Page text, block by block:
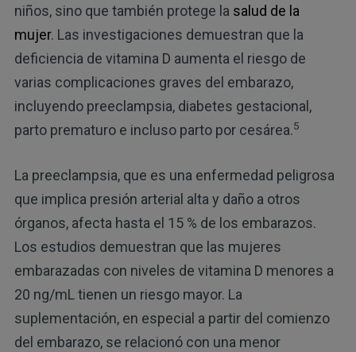
niños, sino que también protege la salud de la
mujer. Las investigaciones demuestran que la
deficiencia de vitamina D aumenta el riesgo de
varias complicaciones graves del embarazo,
incluyendo preeclampsia, diabetes gestacional,
parto prematuro e incluso parto por cesárea.5
La preeclampsia, que es una enfermedad peligrosa
que implica presión arterial alta y daño a otros
órganos, afecta hasta el 15 % de los embarazos.
Los estudios demuestran que las mujeres
embarazadas con niveles de vitamina D menores a
20 ng/mL tienen un riesgo mayor. La
suplementación, en especial a partir del comienzo
del embarazo, se relacionó con una menor